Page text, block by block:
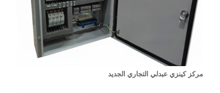
مركز كينزي عبدلي التجاري الجديد